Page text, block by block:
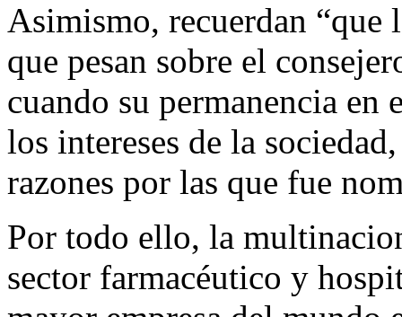
Asimismo, recuerdan “que
que pesan sobre el
cuando su permanencia en
los intereses de la
razones por las que fue
Por todo ello, la
sector farmacéutico y